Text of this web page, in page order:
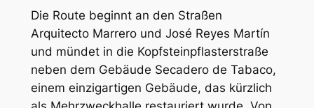
Die Route beginnt an den Straßen
Arquitecto Marrero und José Reyes Martín
und mündet in die Kopfsteinpflasterstraße
neben dem Gebäude Secadero de Tabaco,
einem einzigartigen Gebäude, das kürzlich